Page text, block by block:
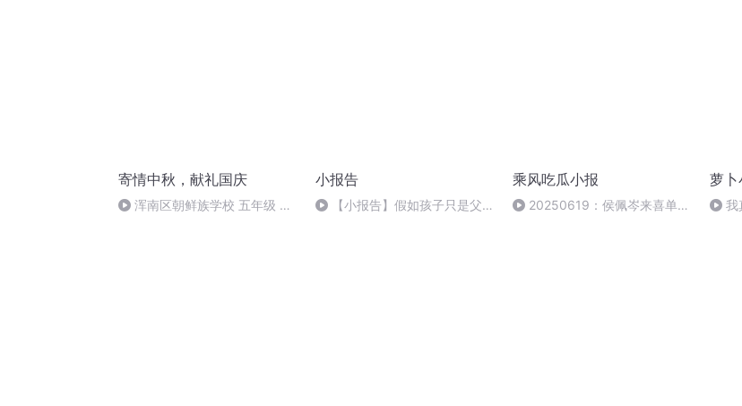
寄情中秋，献礼国庆
浑南区朝鲜族学校 五年级 孙
小报告
【小报告】假如孩子只是父母
乘风吃瓜小报
20250619：侯佩岑来喜单2
萝卜
我